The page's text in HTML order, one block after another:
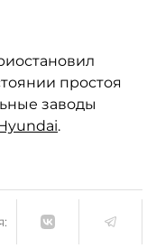
простоя
заводы
.